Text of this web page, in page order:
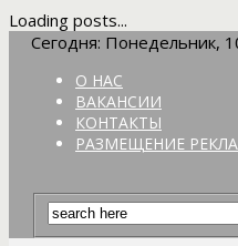
Loading posts...
Сегодня: Понедельник,
О НАС
ВАКАНСИИ
КОНТАКТЫ
РАЗМЕЩЕНИЕ